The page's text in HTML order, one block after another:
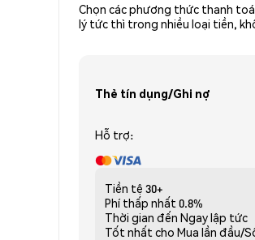
Chọn các phương thức thanh
lý tức thì trong nhiều loại tiền,
Thẻ tín dụng/Ghi nợ
Hỗ trợ:
Tiền tệ 30+
Phí thấp nhất 0.8%
Thời gian đến Ngay lập tức
Tốt nhất cho Mua lần đầu/